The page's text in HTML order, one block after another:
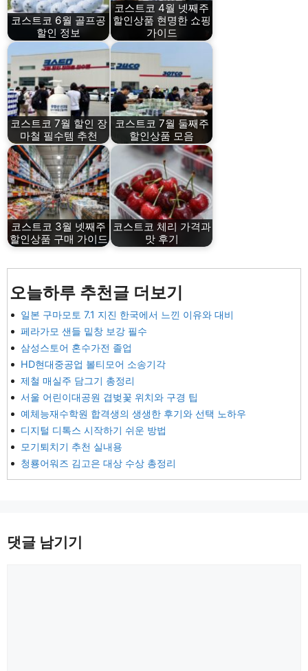
코스트코 6월 골프공
할인 정보
코스트코 4월 넷째주
할인상품 현명한 쇼핑
가이드
코스트코 7월 할인 장
마철 필수템 추천
코스트코 7월 둘째주
할인상품 모음
코스트코 3월 넷째주
할인상품 구매 가이드
코스트코 체리 가격과
맛 후기
오늘하루 추천글 더보기
일본 구마모토 7.1 지진 한국에서 느낀 이유와 대비
페라가모 샌들 밑창 보강 필수
삼성스토어 혼수가전 졸업
HD현대중공업 볼티모어 소송기각
제철 매실주 담그기 총정리
서울 어린이대공원 겹벚꽃 위치와 구경 팁
예체능재수학원 합격생의 생생한 후기와 선택 노하우
디지털 디톡스 시작하기 쉬운 방법
모기퇴치기 추천 실내용
청룡어워즈 김고은 대상 수상 총정리
댓글 남기기